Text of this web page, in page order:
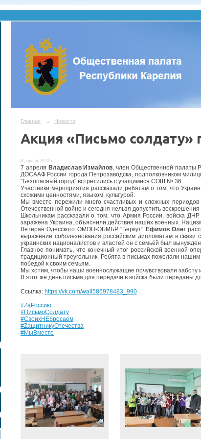
Главная → Новости
Акция «Письмо солдату»
8 апреля 2022 г.
7 апреля Владислав Измайлов , член Общественной палаты
ДОСААФ России города Петрозаводска, подполковником
"Безопасный город" встретились с учащимися СОШ № 36.
Участники мероприятия рассказали ребятам о том, что
схожими ценностями, языком, культурой.
Мы вместе пережили много счастливых и сложных
Отечественной войне и сегодня нельзя допустить
Школьникам рассказали о том, что Армия России, войска
заражена Украина, объяснили действия наших военных.
Ветеран Одесского ОМОН-ОБМБР "Беркут" Ефимов Олег
выражение соболезнования российским дипломатам в
украинских националистов и властей он с семьёй был
Главное понимать, что конечный итог российской военной
традиционный треугольник. Ребята в письмах пожелали
победой к своим семьям.
Мы хотим, чтобы наши военнослужащие почувствовали заботу
В этот же день письма для передачи в войска были переданы
Ссылка: https://vk.com/wall586978483_990
#ZаРоссию
#ПисьмоСолдату
#СвоихНЕбросаем
#ZащитникуОтечества
#МыВместе